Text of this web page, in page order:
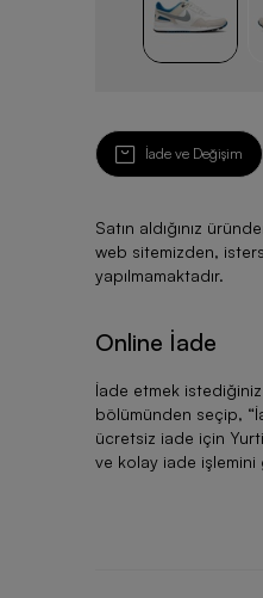
İade ve Değişim
Satın aldığınız
web sitemizden,
yapılmamaktadır.
Online İade
İade etmek
bölümünden seçip, “
ücretsiz iade için
ve kolay iade